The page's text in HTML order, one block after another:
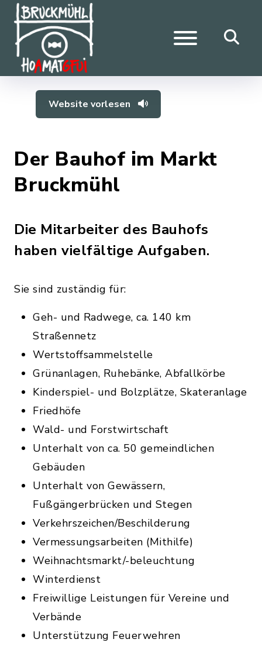
Website vorlesen
Der Bauhof im Markt
Bruckmühl
Die Mitarbeiter des Bauhofs
haben vielfältige Aufgaben.
Sie sind zuständig für:
Geh- und Radwege, ca. 140 km
Straßennetz
Wertstoffsammelstelle
Grünanlagen, Ruhebänke, Abfallkörbe
Kinderspiel- und Bolzplätze, Skateranlage
Friedhöfe
Wald- und Forstwirtschaft
Unterhalt von ca. 50 gemeindlichen
Gebäuden
Unterhalt von Gewässern,
Fußgängerbrücken und Stegen
Verkehrszeichen/Beschilderung
Vermessungsarbeiten (Mithilfe)
Weihnachtsmarkt/-beleuchtung
Winterdienst
Freiwillige Leistungen für Vereine und
Verbände
Unterstützung Feuerwehren